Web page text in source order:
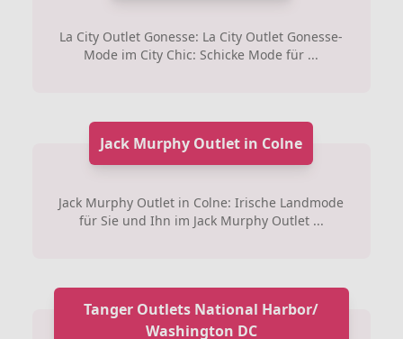
La City Outlet Gonesse: La City Outlet Gonesse-
Mode im City Chic: Schicke Mode für ...
Jack Murphy Outlet in Colne
Jack Murphy Outlet in Colne: Irische Landmode
für Sie und Ihn im Jack Murphy Outlet ...
Tanger Outlets National Harbor/
Washington DC